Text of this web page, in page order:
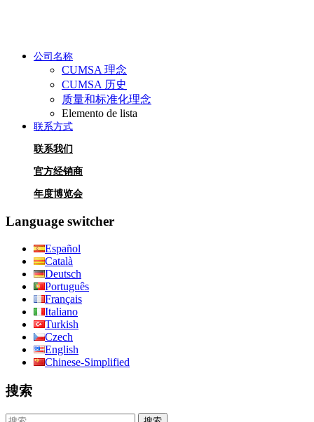
公司名称
CUMSA 理念
CUMSA 历史
质量和标准化理念
Elemento de lista
联系方式
联系我们
官方经销商
年度博览会
Language switcher
Español
Català
Deutsch
Português
Français
Italiano
Turkish
Czech
English
Chinese-Simplified
搜索